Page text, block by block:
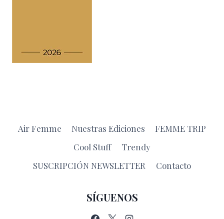
Air Femme Nuestras Ediciones
FEMME TRIP
Cool Stuff
Trendy
SUSCRIPCIÓN NEWSLETTER
Contacto
SÍGUENOS